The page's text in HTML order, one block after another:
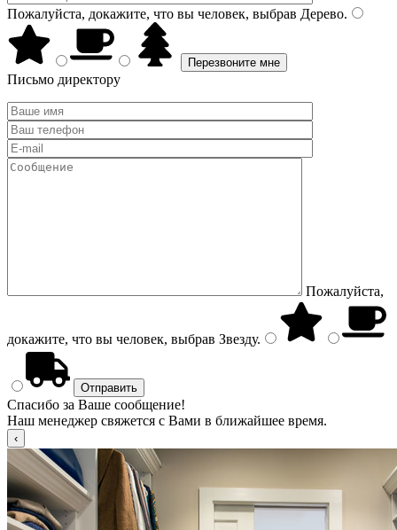
Пожалуйста, докажите, что вы человек, выбрав Дерево.
Письмо директору
Пожалуйста,
докажите, что вы человек, выбрав Звезду.
Спасибо за Ваше сообщение!
Наш менеджер свяжется с Вами в ближайшее время.